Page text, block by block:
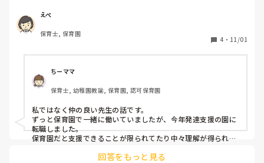
保育士、９年目で別の保育園に行くか療育系に進むか転職に
えぺ
保育士, 保育園
4 ・ 11/01
ちーママ
保育士, 幼稚園教諭, 保育園, 認可保育園
私ではなく仲の良い先生の話です。
ずっと保育園で一緒に働いていましたが、今年発達支援の園に
転職しました。
保育園だと支援できることが限られてたり中々理解が得られな
モヤモヤしていたとのこと、、
回答をもっと見る